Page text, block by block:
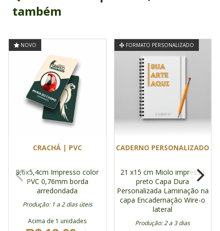
também
NOVO
CRACHÁ | PVC
8,6x5,4cm Impresso color
PVC 0,76mm borda
arredondada
Produção: 1 a 2 dias úteis
Acima de 1 unidades
FORMATO PERSONALIZADO
CADERNO PERSONALIZADO
21 x15 cm Miolo impresso
preto Capa Dura
Personalizada Laminação na
capa Encadernação Wire-o
lateral
Produção: 2 a 3 dias